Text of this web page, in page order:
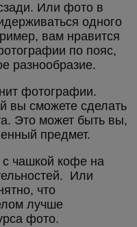
Или фото в
одного
вам нравится
по пояс,
разнообразие.
фотографии.
вы сможете сделать
Это может быть вы,
предмет.
чашкой кофе на
Или
что
лучше
фото.